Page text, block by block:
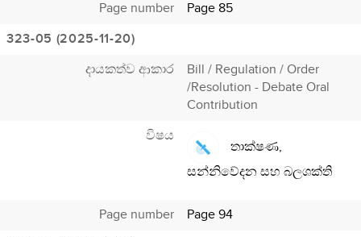
Page number
Page 85
323-05 (2025-11-20)
දායකත්ව ආකාර
Bill / Regulation / Order
/Resolution - Debate Oral
Contribution
විෂය
තාක්ෂණ,
සන්නිවේදන සහ බලශක්ති
Page number
Page 94